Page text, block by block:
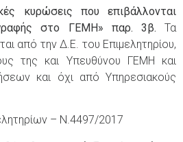
κυρώσεις που επιβάλλονται
στο ΓΕΜΗ» παρ. 3β. Τα
από την Δ.Ε. του Επιμελητηρίου,
της και Υπευθύνου ΓΕΜΗ και
και όχι από Υπηρεσιακούς
– Ν.4497/2017